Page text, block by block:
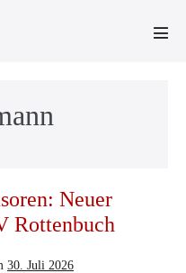
Neuer
Rottenbuch
30. Juli 2026